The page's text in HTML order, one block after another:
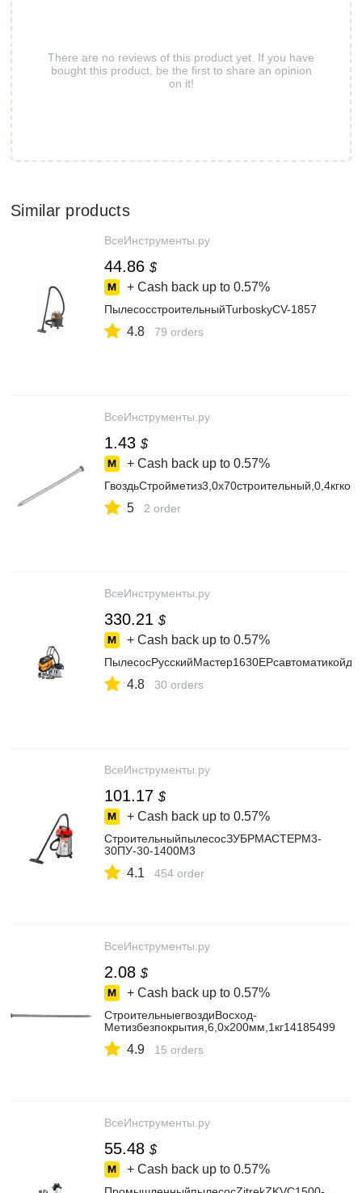
There are no reviews of this product yet. If you have
bought this product, be the first to share an opinion
on it!
Similar products
ВсеИнструменты.ру
44.86 $
+ Cash back up to 0.57%
ПылесосстроительныйTurboskyCV-1857
4.8 79 orders
ВсеИнструменты.ру
1.43 $
+ Cash back up to 0.57%
5 2 order
ВсеИнструменты.ру
330.21 $
+ Cash back up to 0.57%
4.8 30 orders
ВсеИнструменты.ру
101.17 $
+ Cash back up to 0.57%
СтроительныйпылесосЗУБРМАСТЕРМ3-
30ПУ-30-1400М3
4.1 454 order
ВсеИнструменты.ру
2.08 $
+ Cash back up to 0.57%
СтроительныегвоздиВосход-
Метизбезпокрытия,6,0x200мм,1кг14185499
4.9 15 orders
ВсеИнструменты.ру
55.48 $
+ Cash back up to 0.57%